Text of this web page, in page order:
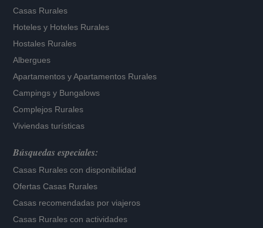
Casas Rurales
Hoteles y Hoteles Rurales
Hostales Rurales
Albergues
Apartamentos yApartamentos Rurales
Campings y Bungalows
Complejos Rurales
Viviendas turísticas
Búsquedas especiales:
Casas Rurales con disponibilidad
Ofertas Casas Rurales
Casas recomendadas por viajeros
Casas Rurales con actividades